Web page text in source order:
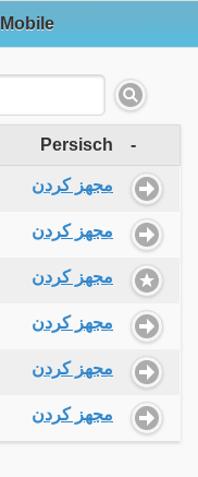
Persisch -
مجهز کردن
مجهز کردن
مجهز کردن
مجهز کردن
مجهز کردن
مجهز کردن